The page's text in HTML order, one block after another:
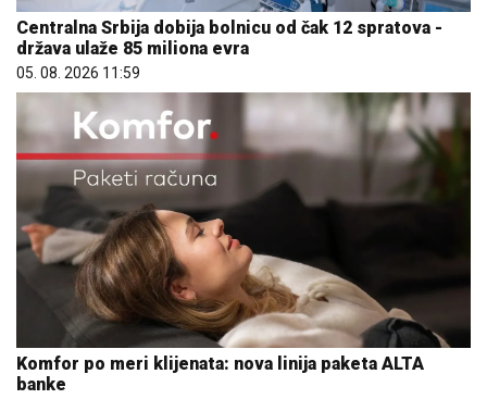
Centralna Srbija dobija bolnicu od čak 12 spratova -
država ulaže 85 miliona evra
05. 08. 2026 11:59
Komfor po meri klijenata: nova linija paketa ALTA
banke